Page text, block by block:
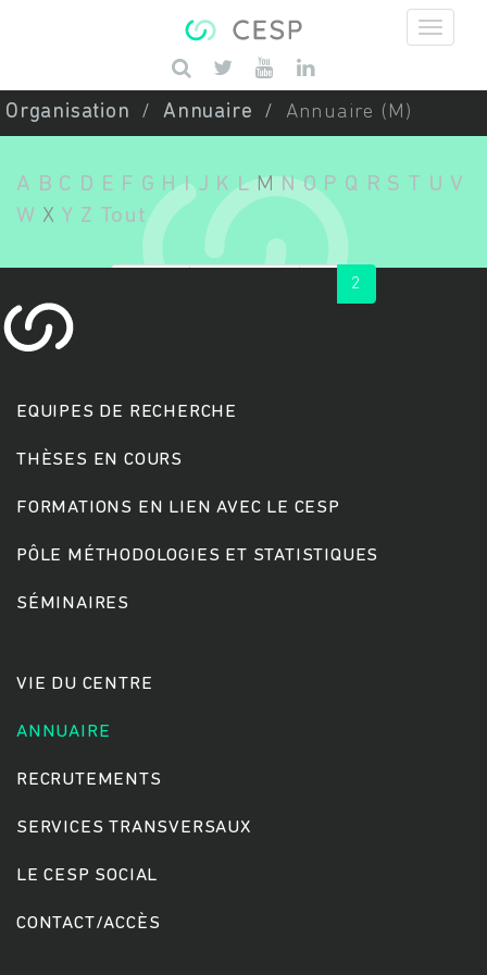
Saisissez vos mots-clés
Organisation Annuaire Annuaire (M)
A B C D E F G H I J K L M N O P Q R S T U V
W X Y Z Tout
2
EQUIPES DE RECHERCHE
THÈSES EN COURS
FORMATIONS EN LIEN AVEC LE CESP
PÔLE MÉTHODOLOGIES ET STATISTIQUES
SÉMINAIRES
VIE DU CENTRE
ANNUAIRE
RECRUTEMENTS
SERVICES TRANSVERSAUX
LE CESP SOCIAL
CONTACT/ACCÈS